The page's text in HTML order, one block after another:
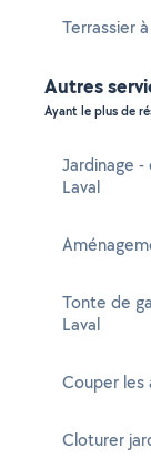
Terrassier
Autres
Ayant le plus de
Jardinage
Laval
Tonte de
Laval
Couper les
Cloturer